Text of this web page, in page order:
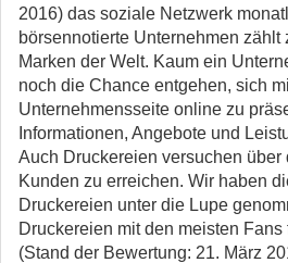
2016) das soziale Netzwerk
börsennotierte Unternehmen zählt
Marken der Welt. Kaum ein
noch die Chance entgehen, sich
Unternehmensseite online zu
Informationen, Angebote und
Auch Druckereien versuchen über
Kunden zu erreichen. Wir haben
Druckereien unter die Lupe
Druckereien mit den meisten Fans
(Stand der Bewertung: 21. März